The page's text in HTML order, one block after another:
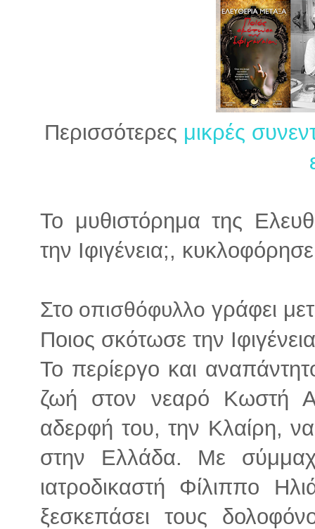
Περισσότερες μικρές
Το μυθιστόρημα της
την Ιφιγένεια;,
Στο οπισθόφυλλο γράφει
Ποιος σκότωσε την
Το περίεργο και
ζωή στον νεαρό Κωστή
αδερφή του, την Κλαίρη,
στην Ελλάδα. Με
ιατροδικαστή Φίλιππο
ξεσκεπάσει τους